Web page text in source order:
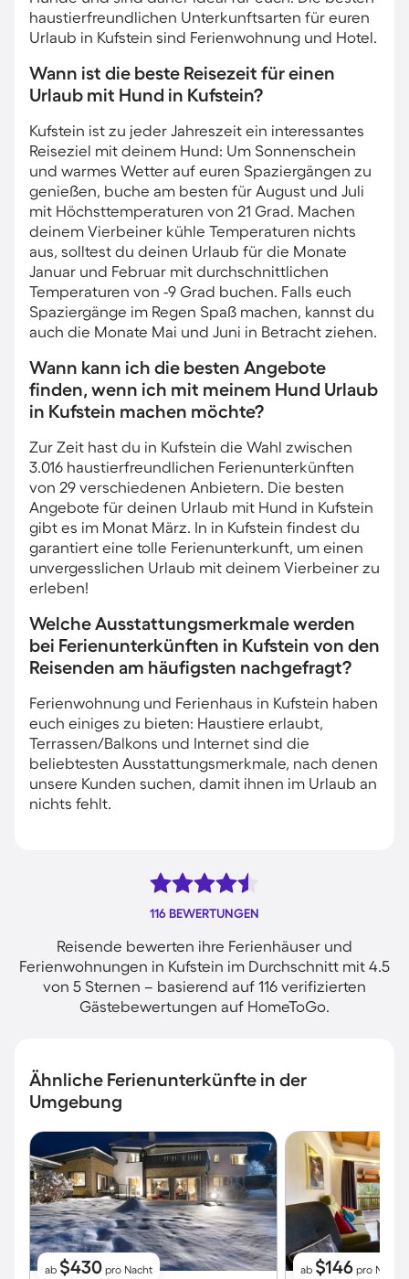
haustierfreundlichen Unterkunftsarten für euren
Urlaub in Kufstein sind Ferienwohnung und Hotel.
Wann ist die beste Reisezeit für einen
Urlaub mit Hund in Kufstein?
Kufstein ist zu jeder Jahreszeit ein interessantes
Reiseziel mit deinem Hund: Um Sonnenschein
und warmes Wetter auf euren Spaziergängen zu
genießen, buche am besten für August und Juli
mit Höchsttemperaturen von 21 Grad. Machen
deinem Vierbeiner kühle Temperaturen nichts
aus, solltest du deinen Urlaub für die Monate
Januar und Februar mit durchschnittlichen
Temperaturen von -9 Grad buchen. Falls euch
Spaziergänge im Regen Spaß machen, kannst du
auch die Monate Mai und Juni in Betracht ziehen.
Wann kann ich die besten Angebote
finden, wenn ich mit meinem Hund Urlaub
in Kufstein machen möchte?
Zur Zeit hast du in Kufstein die Wahl zwischen
3.016 haustierfreundlichen Ferienunterkünften
von 29 verschiedenen Anbietern. Die besten
Angebote für deinen Urlaub mit Hund in Kufstein
gibt es im Monat März. In in Kufstein findest du
garantiert eine tolle Ferienunterkunft, um einen
unvergesslichen Urlaub mit deinem Vierbeiner zu
erleben!
Welche Ausstattungsmerkmale werden
bei Ferienunterkünften in Kufstein von den
Reisenden am häufigsten nachgefragt?
Ferienwohnung und Ferienhaus in Kufstein haben
euch einiges zu bieten: Haustiere erlaubt,
Terrassen/Balkons und Internet sind die
beliebtesten Ausstattungsmerkmale, nach denen
unsere Kunden suchen, damit ihnen im Urlaub an
nichts fehlt.
116 BEWERTUNGEN
Reisende bewerten ihre Ferienhäuser und
Ferienwohnungen in Kufstein im Durchschnitt mit 4.5
von 5 Sternen – basierend auf 116 verifizierten
Gästebewertungen auf HomeToGo.
Ähnliche Ferienunterkünfte in der
Umgebung
ab $430 pro Nacht
ab $146 pro Nacht